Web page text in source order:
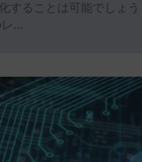
することは可能でしょう
レ…